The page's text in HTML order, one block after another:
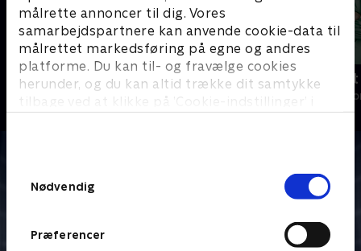
målrette annoncer til dig. Vores
samarbejdspartnere kan anvende cookie-data til
målrettet markedsføring på egne og andres
platforme. Du kan til- og fravælge cookies
herunder, og du kan altid trække dit samtykke
tilbage ved at klikke på ’Cookie-indstillinger’ i
Nødvendig
Præferencer
Happy fucking Pride Fake Patient
Drama • 1